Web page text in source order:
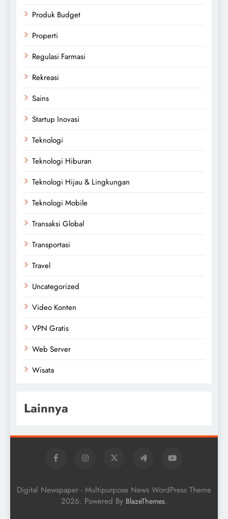
Produk Budget
Properti
Regulasi Farmasi
Rekreasi
Sains
Startup Inovasi
Teknologi
Teknologi Hiburan
Teknologi Hijau & Lingkungan
Teknologi Mobile
Transaksi Global
Transportasi
Travel
Uncategorized
Video Konten
VPN Gratis
Web Server
Wisata
Lainnya
Digital Newspaper - Multipurpose News WordPress Theme
2026. Powered By BlazeThemes.